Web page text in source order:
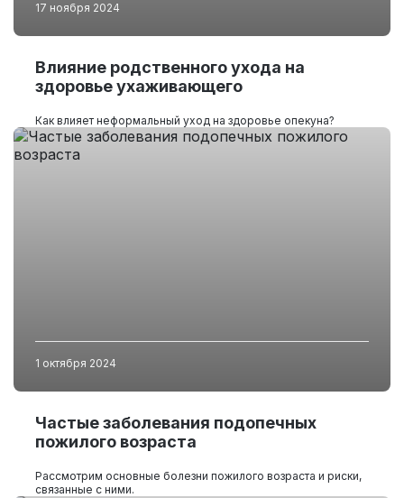
17 ноября 2024
Влияние родственного ухода на
здоровье ухаживающего
Как влияет неформальный уход на здоровье опекуна?
1 октября 2024
Частые заболевания подопечных
пожилого возраста
Рассмотрим основные болезни пожилого возраста и риски,
связанные с ними.